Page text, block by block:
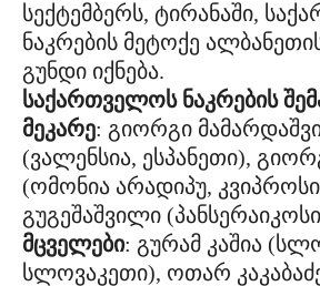
სექტემბერს, ტირანაში,
ნაკრების მეტოქე
გუნდი იქნება.
საქართველოს ნაკრების
მეკარე: გიორგი
(ვალენსია, ესპანეთი),
(ომონია არადიპუ,
გუგეშაშვილი
მცველები: გურამ კაშია
სლოვაკეთი), ოთარ